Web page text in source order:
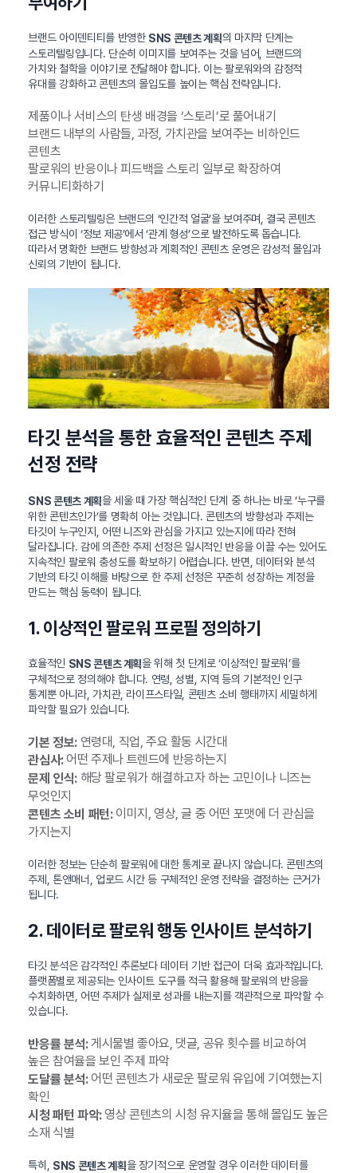
브랜드 아이덴티티를 반영한 SNS 콘텐츠 계획의 마지막 단계는
스토리텔링입니다. 단순히 이미지를 보여주는 것을 넘어, 브랜드의
가치와 철학을 이야기로 전달해야 합니다. 이는 팔로워와의 감정적
유대를 강화하고 콘텐츠의 몰입도를 높이는 핵심 전략입니다.
제품이나 서비스의 탄생 배경을 ‘스토리’로 풀어내기
브랜드 내부의 사람들, 과정, 가치관을 보여주는 비하인드
콘텐츠
팔로워의 반응이나 피드백을 스토리 일부로 확장하여
커뮤니티화하기
이러한 스토리텔링은 브랜드의 ‘인간적 얼굴’을 보여주며, 결국 콘텐츠
접근 방식이 ‘정보 제공’에서 ‘관계 형성’으로 발전하도록 돕습니다.
따라서 명확한 브랜드 방향성과 계획적인 콘텐츠 운영은 감성적 몰입과
신뢰의 기반이 됩니다.
타깃 분석을 통한 효율적인 콘텐츠 주제
선정 전략
SNS 콘텐츠 계획을 세울 때 가장 핵심적인 단계 중 하나는 바로 ‘누구를
위한 콘텐츠인가’를 명확히 아는 것입니다. 콘텐츠의 방향성과 주제는
타깃이 누구인지, 어떤 니즈와 관심을 가지고 있는지에 따라 전혀
달라집니다. 감에 의존한 주제 선정은 일시적인 반응을 이끌 수는 있어도
지속적인 팔로워 충성도를 확보하기 어렵습니다. 반면, 데이터와 분석
기반의 타깃 이해를 바탕으로 한 주제 선정은 꾸준히 성장하는 계정을
만드는 핵심 동력이 됩니다.
1. 이상적인 팔로워 프로필 정의하기
효율적인 SNS 콘텐츠 계획을 위해 첫 단계로 ‘이상적인 팔로워’를
구체적으로 정의해야 합니다. 연령, 성별, 지역 등의 기본적인 인구
통계뿐 아니라, 가치관, 라이프스타일, 콘텐츠 소비 행태까지 세밀하게
파악할 필요가 있습니다.
기본 정보:연령대, 직업, 주요 활동 시간대
관심사:어떤 주제나 트렌드에 반응하는지
문제 인식:해당 팔로워가 해결하고자 하는 고민이나 니즈는
무엇인지
콘텐츠 소비 패턴:이미지, 영상, 글 중 어떤 포맷에 더 관심을
가지는지
이러한 정보는 단순히 팔로워에 대한 통계로 끝나지 않습니다. 콘텐츠의
주제, 톤앤매너, 업로드 시간 등 구체적인 운영 전략을 결정하는 근거가
됩니다.
2. 데이터로 팔로워 행동 인사이트 분석하기
타깃 분석은 감각적인 추론보다 데이터 기반 접근이 더욱 효과적입니다.
플랫폼별로 제공되는 인사이트 도구를 적극 활용해 팔로워의 반응을
수치화하면, 어떤 주제가 실제로 성과를 내는지를 객관적으로 파악할 수
있습니다.
반응률 분석:게시물별 좋아요, 댓글, 공유 횟수를 비교하여
높은 참여율을 보인 주제 파악
도달률 분석:어떤 콘텐츠가 새로운 팔로워 유입에 기여했는지
확인
시청 패턴 파악:영상 콘텐츠의 시청 유지율을 통해 몰입도 높은
소재 식별
특히, SNS 콘텐츠 계획을 장기적으로 운영할 경우 이러한 데이터를